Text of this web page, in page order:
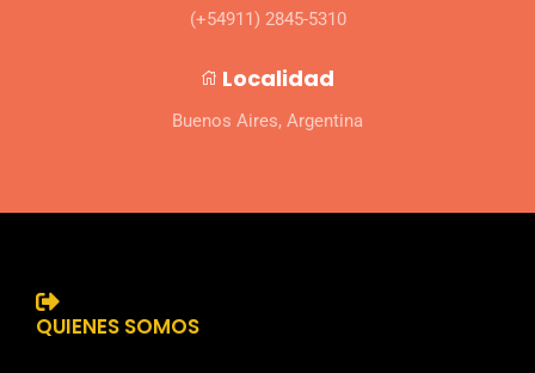
(+54911) 2845-5310
Localidad
Buenos Aires, Argentina
QUIENES SOMOS